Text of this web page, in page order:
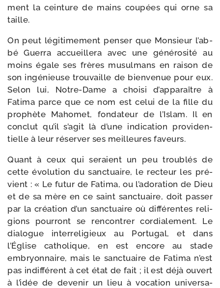
ment la cein­ture de mains cou­pées qui orne sa
taille.
On peut légi­ti­me­ment pen­ser que Monsieur l’ab­
bé Guerra accueille­ra avec une géné­ro­si­té au
moins égale ses frères musul­mans en rai­son de
son ingé­nieuse trou­vaille de bien­ve­nue pour eux.
Selon lui, Notre-​Dame a choi­si d’ap­pa­raître à
Fatima parce que ce nom est celui de la fille du
pro­phète Mahomet, fon­da­teur de l’Islam. Il en
conclut qu’il s’a­git là d’une indi­ca­tion pro­vi­den­
tielle à leur réser­ver ses meilleures faveurs.
Quant à ceux qui seraient un peu trou­blés de
cette évo­lu­tion du sanc­tuaire, le rec­teur les pré­
vient : « Le futur de Fatima, ou l’a­do­ra­tion de Dieu
et de sa mère en ce saint sanc­tuaire, doit pas­ser
par la créa­tion d’un sanc­tuaire où dif­fé­rentes reli­
gions pour­ront se ren­con­trer cor­dia­le­ment. Le
dia­logue inter­re­li­gieux au Portugal, et dans
l’Église catho­lique, en est encore au stade
embryon­naire, mais le sanc­tuaire de Fatima n’est
pas indif­fé­rent à cet état de fait ; il est déjà ouvert
à l’i­dée de deve­nir un lieu à voca­tion uni­ver­sa­